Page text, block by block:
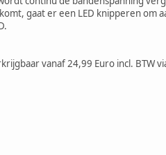
gaat er een LED knipperen om
vanaf 24,99 Euro incl. BTW